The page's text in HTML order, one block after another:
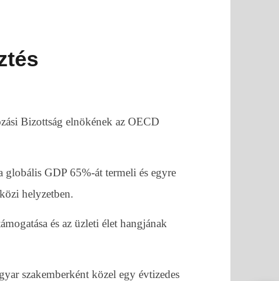
Bizottság elnökének az OECD
globális GDP 65%-át termeli és egyre
helyzetben.
és az üzleti élet hangjának
szakemberként közel egy évtizedes